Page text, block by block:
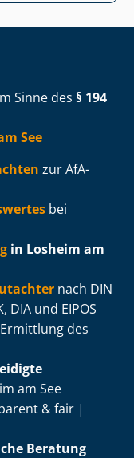
Sinne des § 194
See
zur AfA-
bei
in Losheim am
nach DIN
DIA und EIPOS
Ermittlung des
am See
& fair |
Beratung